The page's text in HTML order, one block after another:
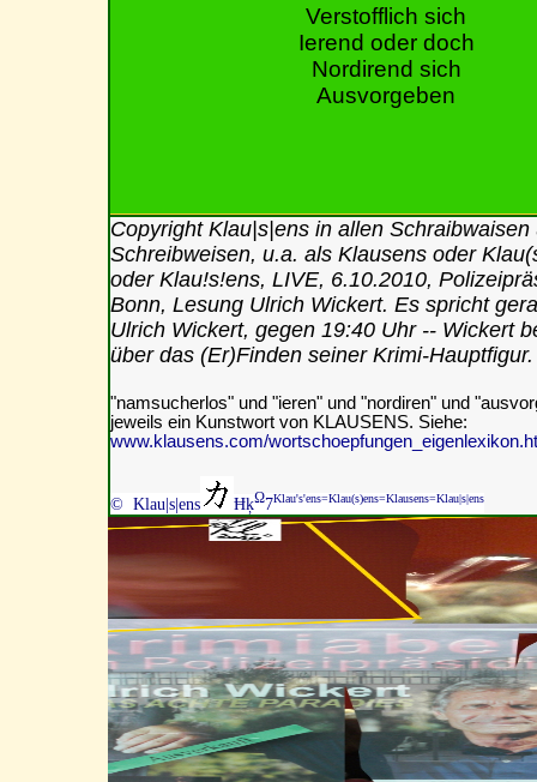
Verstofflich sich
Ierend oder doch
Nordirend sich
Ausvorgeben
Copyright Klau|s|ens in allen Schraibwaisen
Schreibweisen, u.a. als Klausens oder
oder Klau!s!ens, LIVE, 6.10.2010,
Bonn, Lesung Ulrich Wickert. Es spricht
Ulrich Wickert, gegen 19:40 Uhr -- Wickert
über das (Er)Finden seiner Krimi-Hauptfigur.
"namsucherlos" und "ieren" und "nordiren" und
jeweils ein Kunstwort von KLAUSENS. Siehe:
www.klausens.com/
© Klau|s|ens ĦķΩ7Klau's'ens=Klau(s)ens=Klausens=Klau|s|ens